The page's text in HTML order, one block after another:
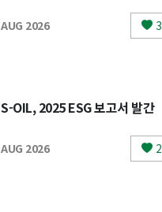
AUG 2026 3
S-OIL, 2025 ESG 보고서 발간
AUG 2026 2